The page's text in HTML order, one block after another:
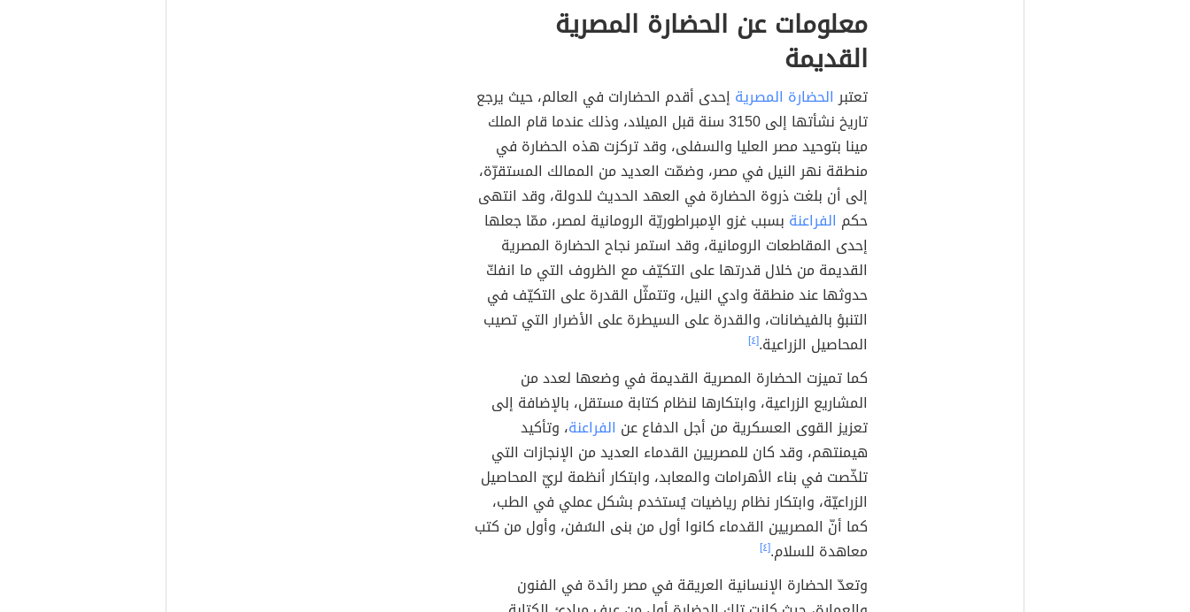
معلومات عن الحضارة المصرية
القديمة
تعتبرالحضارة المصرية إحدى أقدم الحضارات في العالم، حيث يرجع
تاريخ نشأتها إلى 3150 سنة قبل الميلاد، وذلك عندما قام الملك
مينا بتوحيد مصر العليا والسفلى، وقد تركزت هذه الحضارة في
منطقة نهر النيل في مصر، وضمّت العديد من الممالك المستقرّة،
إلى أن بلغت ذروة الحضارة في العهد الحديث للدولة، وقد انتهى
حكم الفراعنة بسبب غزو الإمبراطوريّة الرومانية لمصر، ممّا جعلها
إحدى المقاطعات الرومانية، وقد استمر نجاح الحضارة المصرية
القديمة من خلال قدرتها على التكيّف مع الظروف التي ما انفكّ
حدوثها عند منطقة وادي النيل، وتتمثّل القدرة على التكيّف في
التنبؤ بالفيضانات، والقدرة على السيطرة على الأضرار التي تصيب
المحاصيل الزراعية.[٤]
كما تميزت الحضارة المصرية القديمة في وضعها لعدد من
المشاريع الزراعية، وابتكارها لنظام كتابة مستقل، بالإضافة إلى
تعزيز القوى العسكرية من أجل الدفاع عن الفراعنة، وتأكيد
هيمنتهم، وقد كان للمصريين القدماء العديد من الإنجازات التي
تلخّصت في بناء الأهرامات والمعابد، وابتكار أنظمة لريّ المحاصيل
الزراعيّة، وابتكار نظام رياضيات يُستخدم بشكل عملي في الطب،
كما أنّ المصريين القدماء كانوا أول من بنى السُفن، وأول من كتب
معاهدة للسلام.[٤]
وتعدّ الحضارة الإنسانية العريقة في مصر رائدة في الفنون